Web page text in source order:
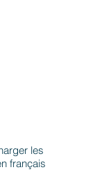
les
français